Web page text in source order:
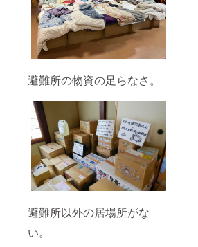
避難所の物資の足らなさ。
避難所以外の居場所がな
い。